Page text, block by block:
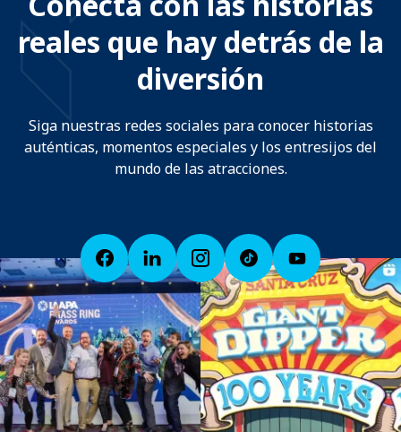
reales que hay detrás de la
diversión
Siga nuestras redes sociales para conocer historias
auténticas, momentos especiales y los entresijos del
mundo de las atracciones.